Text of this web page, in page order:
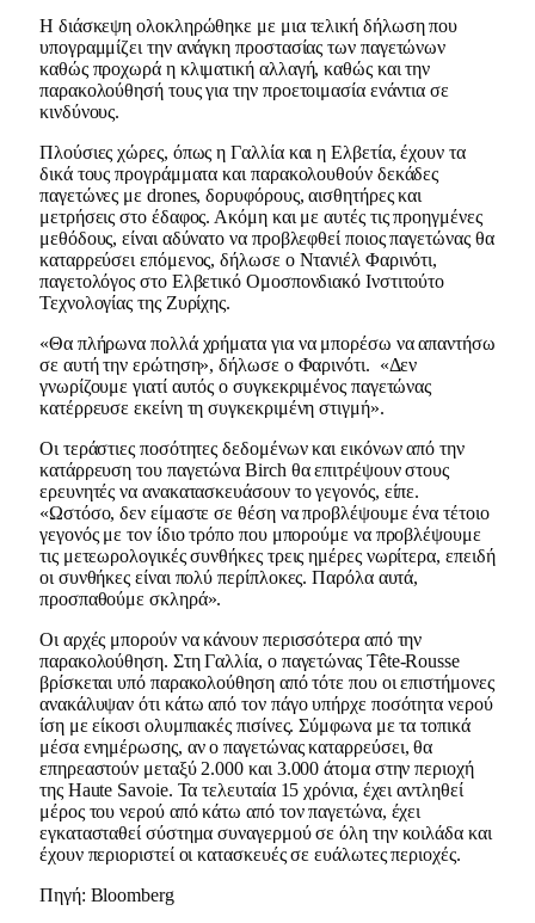
Η διάσκεψη ολοκληρώθηκε με μια τελική δήλωση που
υπογραμμίζει την ανάγκη προστασίας των παγετώνων
καθώς προχωρά η κλιματική αλλαγή, καθώς και την
παρακολούθησή τους για την προετοιμασία ενάντια σε
κινδύνους.
Πλούσιες χώρες, όπως η Γαλλία και η Ελβετία, έχουν τα
δικά τους προγράμματα και παρακολουθούν δεκάδες
παγετώνες με drones, δορυφόρους, αισθητήρες και
μετρήσεις στο έδαφος. Ακόμη και με αυτές τις προηγμένες
μεθόδους, είναι αδύνατο να προβλεφθεί ποιος παγετώνας θα
καταρρεύσει επόμενος, δήλωσε ο Ντανιέλ Φαρινότι,
παγετολόγος στο Ελβετικό Ομοσπονδιακό Ινστιτούτο
Τεχνολογίας της Ζυρίχης.
«Θα πλήρωνα πολλά χρήματα για να μπορέσω να απαντήσω
σε αυτή την ερώτηση», δήλωσε ο Φαρινότι. «Δεν
γνωρίζουμε γιατί αυτός ο συγκεκριμένος παγετώνας
κατέρρευσε εκείνη τη συγκεκριμένη στιγμή».
Οι τεράστιες ποσότητες δεδομένων και εικόνων από την
κατάρρευση του παγετώνα Birch θα επιτρέψουν στους
ερευνητές να ανακατασκευάσουν το γεγονός, είπε.
«Ωστόσο, δεν είμαστε σε θέση να προβλέψουμε ένα τέτοιο
γεγονός με τον ίδιο τρόπο που μπορούμε να προβλέψουμε
τις μετεωρολογικές συνθήκες τρεις ημέρες νωρίτερα, επειδή
οι συνθήκες είναι πολύ περίπλοκες. Παρόλα αυτά,
προσπαθούμε σκληρά».
Οι αρχές μπορούν να κάνουν περισσότερα από την
παρακολούθηση. Στη Γαλλία, ο παγετώνας Tête-Rousse
βρίσκεται υπό παρακολούθηση από τότε που οι επιστήμονες
ανακάλυψαν ότι κάτω από τον πάγο υπήρχε ποσότητα νερού
ίση με είκοσι ολυμπιακές πισίνες. Σύμφωνα με τα τοπικά
μέσα ενημέρωσης, αν ο παγετώνας καταρρεύσει, θα
επηρεαστούν μεταξύ 2.000 και 3.000 άτομα στην περιοχή
της Haute Savoie. Τα τελευταία 15 χρόνια, έχει αντληθεί
μέρος του νερού από κάτω από τον παγετώνα, έχει
εγκατασταθεί σύστημα συναγερμού σε όλη την κοιλάδα και
έχουν περιοριστεί οι κατασκευές σε ευάλωτες περιοχές.
Πηγή: Βloomberg